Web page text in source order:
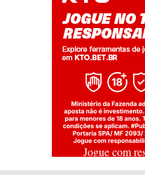
Jogue com